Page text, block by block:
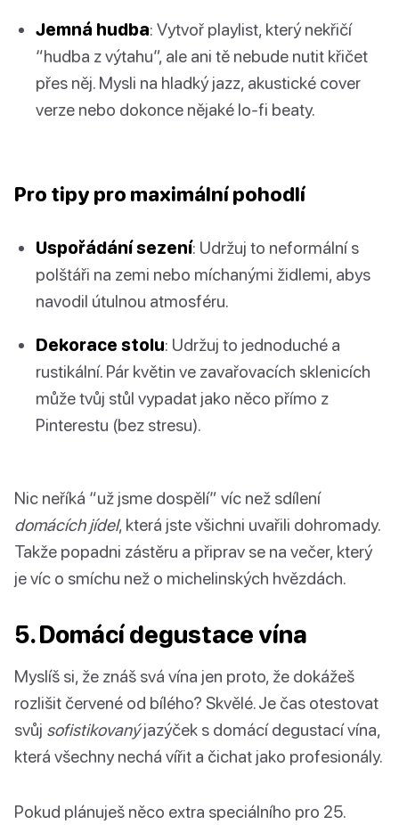
Jemná hudba: Vytvoř playlist, který nekřičí
“hudba z výtahu”, ale ani tě nebude nutit křičet
přes něj. Mysli na hladký jazz, akustické cover
verze nebo dokonce nějaké lo-fi beaty.
Pro tipy pro maximální pohodlí
Uspořádání sezení: Udržuj to neformální s
polštáři na zemi nebo míchanými židlemi, abys
navodil útulnou atmosféru.
Dekorace stolu: Udržuj to jednoduché a
rustikální. Pár květin ve zavařovacích sklenicích
může tvůj stůl vypadat jako něco přímo z
Pinterestu (bez stresu).
Nic neříká “už jsme dospělí” víc než sdílení
domácích jídel, která jste všichni uvařili dohromady.
Takže popadni zástěru a připrav se na večer, který
je víc o smíchu než o michelinských hvězdách.
5. Domácí degustace vína
Myslíš si, že znáš svá vína jen proto, že dokážeš
rozlišit červené od bílého? Skvělé. Je čas otestovat
svůj sofistikovanýjazýček s domácí degustací vína,
která všechny nechá vířit a čichat jako profesionály.
Pokud plánuješ něco extra speciálního pro 25.